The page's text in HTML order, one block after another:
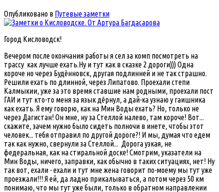
Опубликовано в Путевые заметки
Город Кисловодск!
Вечером после окончания работы я сел за комп посмотреть на
трассу как лучше ехать.Ну и тут как в сказке 2 дороги))) Одна
короче но через Будённовск, другая подлинней и не так страшно.
Решили ехать по длинной, через Липатово. Проехали степи
Калмыкии, уже за это время ставшие нам родными, проехали пост
ГАИ и тут кто-то меня за язык дёрнул, а дай-ка узнаю у гаишника
как ехать. Я ему говорю, как на Мин Воды ехать? Но, только не
через Дагистан! Он мне, ну за Стеллой налево, там короче! Вот...
скажите, зачем нужно было сидеть полночи в инете, чтобы этот
человек... тебя отправил по другой дороге?! И мы, думая что едем
так как нужно, свернули за Стеллой... Дорога узкая, не
федеральная, как на стиральной доске! Смотрим, указатели на
Мин Воды, ничего, заправки, как обычно в таких ситуациях, нет! Ну
так вот, ехали - ехали и тут мне жена говорит по-моему мы тут уже
проезжали!!! Я ей, да ладно прикалываться, а потом через 50 км
понимаю, что мы тут уже были, только в обратном направлении